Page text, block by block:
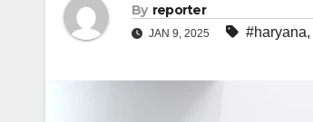
By reporter
JAN 9, 2025 #haryana,